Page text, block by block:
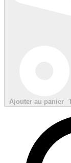
Ajouter au panier